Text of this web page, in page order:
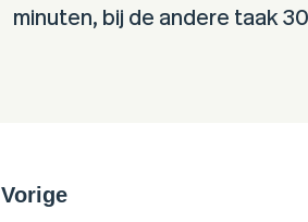
minuten, bij de andere taak
Vorige